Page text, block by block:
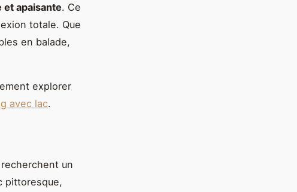
et apaisante. Ce
totale. Que
en balade,
explorer
avec lac.
un
pittoresque,